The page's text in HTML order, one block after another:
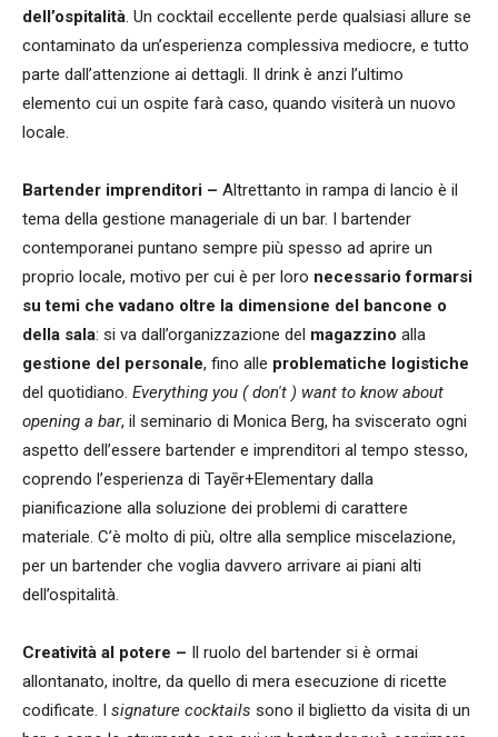
dell’ospitalità. Un cocktail eccellente perde qualsiasi allure se
contaminato da un’esperienza complessiva mediocre, e tutto
parte dall’attenzione ai dettagli. Il drink è anzi l’ultimo
elemento cui un ospite farà caso, quando visiterà un nuovo
locale.
Bartender imprenditori – Altrettanto in rampa di lancio è il
tema della gestione manageriale di un bar. I bartender
contemporanei puntano sempre più spesso ad aprire un
proprio locale, motivo per cui è per loro necessario formarsi
su temi che vadano oltre la dimensione del bancone o
della sala: si va dall’organizzazione del magazzino alla
gestione del personale, fino alle problematiche logistiche
del quotidiano. Everything you ( don't ) want to know about
opening a bar, il seminario di Monica Berg, ha sviscerato ogni
aspetto dell’essere bartender e imprenditori al tempo stesso,
coprendo l’esperienza di Tayēr+Elementary dalla
pianificazione alla soluzione dei problemi di carattere
materiale. C’è molto di più, oltre alla semplice miscelazione,
per un bartender che voglia davvero arrivare ai piani alti
dell’ospitalità.
Creatività al potere – Il ruolo del bartender si è ormai
allontanato, inoltre, da quello di mera esecuzione di ricette
codificate. I signature cocktails sono il biglietto da visita di un